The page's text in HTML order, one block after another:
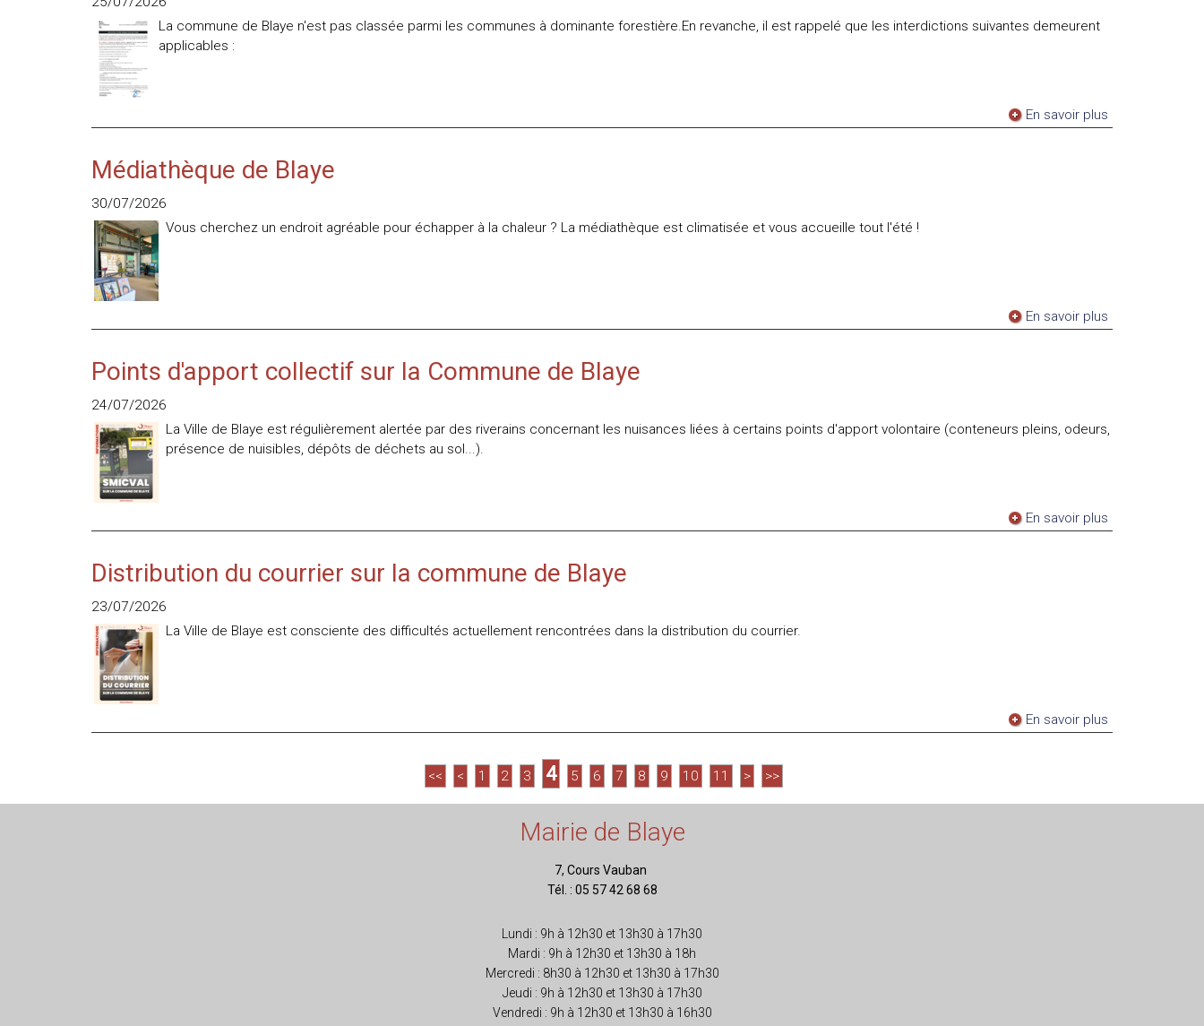
La commune de Blaye n'est pas classée parmi les communes à dominante forestière.En revanche, il est rappelé que les interdictions suivantes demeurent
applicables :
En savoir plus
Médiathèque de Blaye
30/07/2026
Vous cherchez un endroit agréable pour échapper à la chaleur ? La médiathèque est climatisée et vous accueille tout l'été !
En savoir plus
Points d'apport collectif sur la Commune de Blaye
24/07/2026
La Ville de Blaye est régulièrement alertée par des riverains concernant les nuisances liées à certains points d'apport volontaire (conteneurs pleins, odeurs,
présence de nuisibles, dépôts de déchets au sol...).
En savoir plus
Distribution du courrier sur la commune de Blaye
23/07/2026
La Ville de Blaye est consciente des difficultés actuellement rencontrées dans la distribution du courrier.
En savoir plus
<< < 1 2 3 4 5 6 7 8 9 10 11 > >>
Mairie de Blaye
7, Cours Vauban
Tél. : 05 57 42 68 68
Lundi : 9h à 12h30 et 13h30 à 17h30
Mardi : 9h à 12h30 et 13h30 à 18h
Mercredi : 8h30 à 12h30 et 13h30 à 17h30
Jeudi : 9h à 12h30 et 13h30 à 17h30
Vendredi : 9h à 12h30 et 13h30 à 16h30